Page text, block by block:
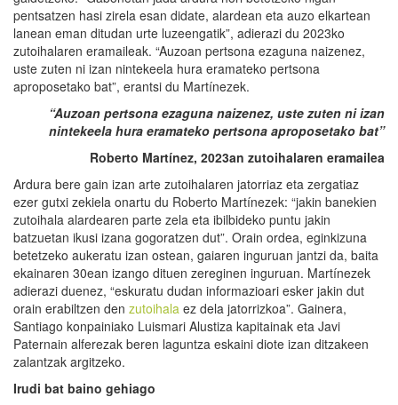
pentsatzen hasi zirela esan didate, alardean eta auzo elkartean
lanean eman ditudan urte luzeengatik”, adierazi du 2023ko
zutoihalaren eramaileak. “Auzoan pertsona ezaguna naizenez,
uste zuten ni izan nintekeela hura eramateko pertsona
aproposetako bat”, erantsi du Martínezek.
“Auzoan pertsona ezaguna naizenez, uste zuten ni izan
nintekeela hura eramateko pertsona aproposetako bat”
Roberto Martínez, 2023an zutoihalaren eramailea
Ardura bere gain izan arte zutoihalaren jatorriaz eta zergatiaz
ezer gutxi zekiela onartu du Roberto Martínezek: “jakin banekien
zutoihala alardearen parte zela eta ibilbideko puntu jakin
batzuetan ikusi izana gogoratzen dut”. Orain ordea, eginkizuna
betetzeko aukeratu izan ostean, gaiaren inguruan jantzi da, baita
ekainaren 30ean izango dituen zereginen inguruan. Martínezek
adierazi duenez, “eskuratu dudan informazioari esker jakin dut
orain erabiltzen den zutoihala ez dela jatorrizkoa”. Gainera,
Santiago konpainiako Luismari Alustiza kapitainak eta Javi
Paternain alferezak beren laguntza eskaini diote izan ditzakeen
zalantzak argitzeko.
Irudi bat baino gehiago